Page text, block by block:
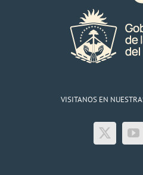
VISITANOS EN